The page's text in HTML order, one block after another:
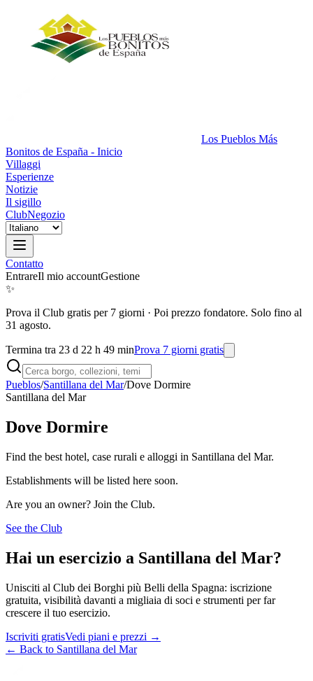
Los Pueblos Más
Bonitos de España - Inicio
Villaggi
Esperienze
Notizie
Il sigillo
ClubNegozio
Contatto
EntrareIl mio accountGestione
✨
Prova il Club gratis per 7 giorni · Poi prezzo fondatore. Solo fino al
31 agosto.
Termina tra 23 d 22 h 49 minProva 7 giorni gratis
Pueblos/Santillana del Mar/Dove Dormire
Santillana del Mar
Dove Dormire
Find the best hotel, case rurali e alloggi in Santillana del Mar.
Establishments will be listed here soon.
Are you an owner? Join the Club.
See the Club
Hai un esercizio a Santillana del Mar?
Unisciti al Club dei Borghi più Belli della Spagna: iscrizione
gratuita, visibilità davanti a migliaia di soci e strumenti per far
crescere il tuo esercizio.
Iscriviti gratisVedi piani e prezzi →
← Back to Santillana del Mar